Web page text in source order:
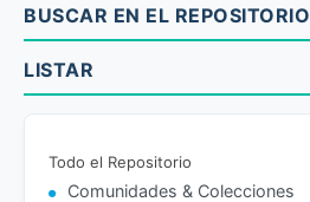
BUSCAR EN EL REPOSITORIO
LISTAR
Todo el Repositorio
Comunidades & Colecciones